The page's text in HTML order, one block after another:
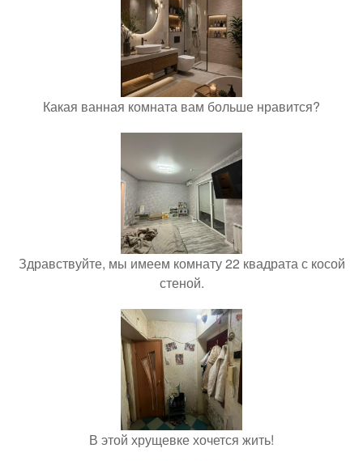
Какая ванная комната вам больше нравится?
Здравствуйте, мы имеем комнату 22 квадрата с косой
стеной.
В этой хрущевке хочется жить!